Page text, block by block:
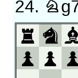
24.